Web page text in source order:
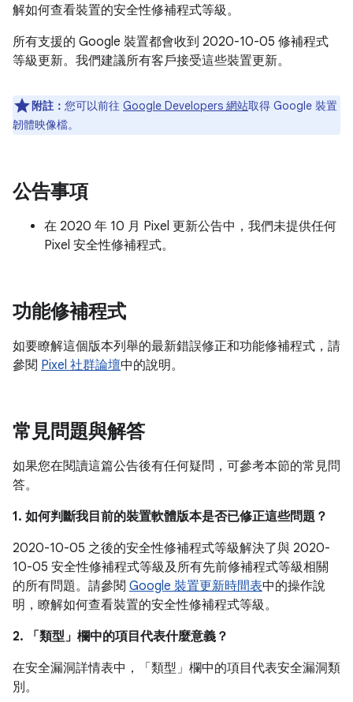
解如何查看裝置的安全性修補程式等級。
所有支援的 Google 裝置都會收到 2020-10-05 修補程式
等級更新。我們建議所有客戶接受這些裝置更新。
附註： 您可以前往 Google Developers 網站取得 Google 裝置
韌體映像檔。
公告事項
在 2020 年 10 月 Pixel 更新公告中，我們未提供任何
Pixel 安全性修補程式。
功能修補程式
如要瞭解這個版本列舉的最新錯誤修正和功能修補程式，請
參閱 Pixel 社群論壇中的說明。
常見問題與解答
如果您在閱讀這篇公告後有任何疑問，可參考本節的常見問
答。
1. 如何判斷我目前的裝置軟體版本是否已修正這些問題？
2020-10-05 之後的安全性修補程式等級解決了與 2020-
10-05 安全性修補程式等級及所有先前修補程式等級相關
的所有問題。請參閱 Google 裝置更新時間表中的操作說
明，瞭解如何查看裝置的安全性修補程式等級。
2. 「類型」 欄中的項目代表什麼意義？
在安全漏洞詳情表中，「類型」 欄中的項目代表安全漏洞類
別。